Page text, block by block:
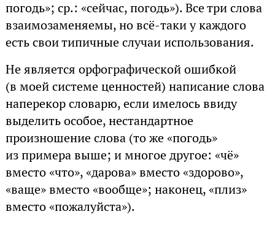
погодь»; ср.: «сейчас, погодь»). Все три слова
взаимозаменяемы, но всё-таки у каждого
есть свои типичные случаи использования.
Не является орфографической ошибкой
(в моей системе ценностей) написание слова
наперекор словарю, если имелось ввиду
выделить особое, нестандартное
произношение слова (то же «погодь»
из примера выше; и многое другое: «чё»
вместо «что», «дарова» вместо «здорово»,
«ваще» вместо «вообще»; наконец, «плиз»
вместо «пожалуйста»).